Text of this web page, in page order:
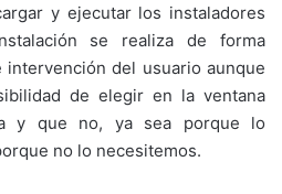
y ejecutar los instaladores
se realiza de forma
del usuario aunque
de elegir en la ventana
y que no, ya sea porque lo
no lo necesitemos.